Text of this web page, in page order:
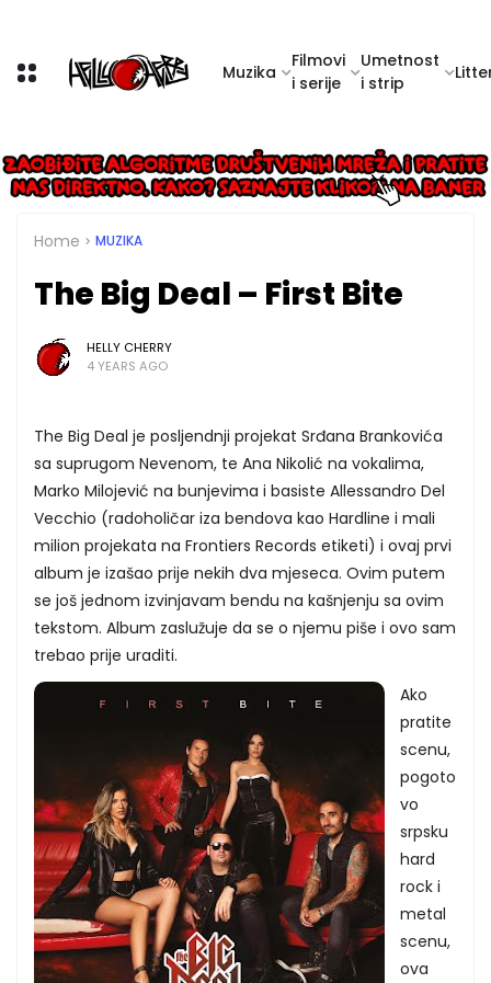
Muzika
Filmovi
i serije
Umetnost
i strip
Home MUZIKA
The Big Deal – First Bite
HELLY CHERRY
4 YEARS AGO
The Big Deal je posljendnji projekat Srđana Brankovića
sa suprugom Nevenom, te Ana Nikolić na vokalima,
Marko Milojević na bunjevima i basiste Allessandro Del
Vecchio (radoholičar iza bendova kao Hardline i mali
milion projekata na Frontiers Records etiketi) i ovaj prvi
album je izašao prije nekih dva mjeseca. Ovim putem
se još jednom izvinjavam bendu na kašnjenju sa ovim
tekstom. Album zaslužuje da se o njemu piše i ovo sam
trebao prije uraditi.
Ako
pratite
scenu,
pogoto
vo
srpsku
hard
rock i
metal
scenu,
ova